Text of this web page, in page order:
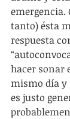
emergencia.
tanto) ésta
respuesta
hacer sonar
mismo día y
es justo